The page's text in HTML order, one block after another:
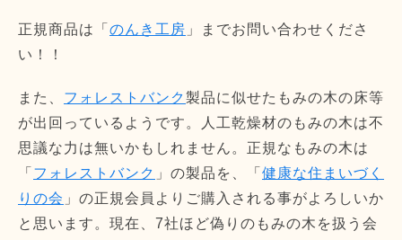
正規商品は「 のんき工房 」までお問い合わせくださ
い！！
また、 フォレストバンク製品に似せたもみの木の床等
が出回っているようです。人工乾燥材のもみの木は不
思議な力は無いかもしれません。正規なもみの木は
「 フォレストバンク 」の製品を、「 健康な住まいづく
りの会 」の正規会員よりご購入される事がよろしいか
と思います。現在、7社ほど偽りのもみの木を扱う会